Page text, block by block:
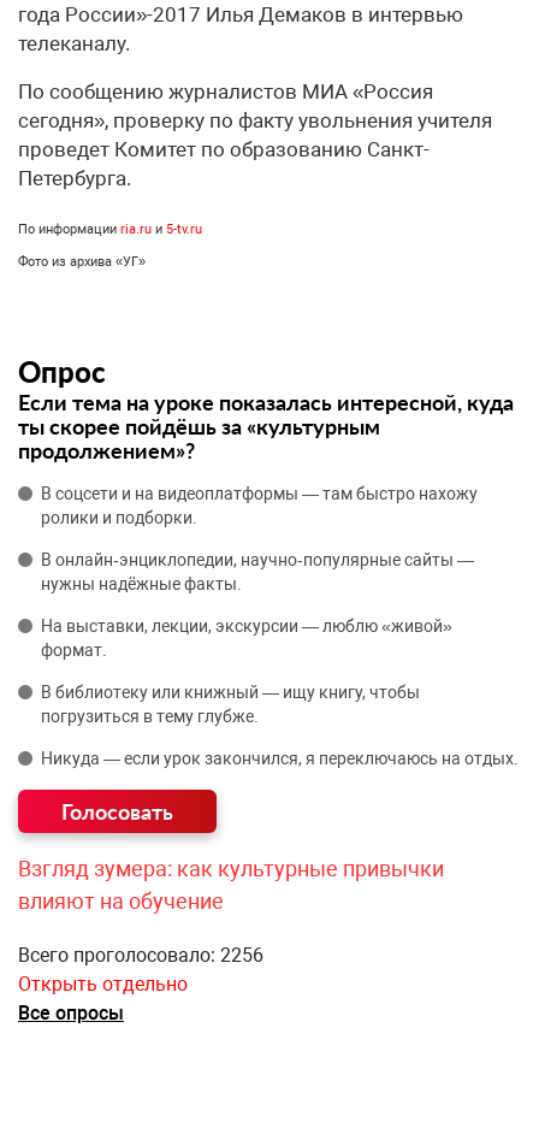
года России»-2017 Илья Демаков в интервью
телеканалу.
По сообщению журналистов МИА «Россия
сегодня», проверку по факту увольнения учителя
проведет Комитет по образованию Санкт-
Петербурга.
По информации ria.ru и 5-tv.ru
Фото из архива «УГ»
Опрос
Если тема на уроке показалась интересной, куда
ты скорее пойдёшь за «культурным
продолжением»?
В соцсети и на видеоплатформы — там быстро нахожу
ролики и подборки.
В онлайн‑энциклопедии, научно‑популярные сайты —
нужны надёжные факты.
На выставки, лекции, экскурсии — люблю «живой»
формат.
В библиотеку или книжный — ищу книгу, чтобы
погрузиться в тему глубже.
Никуда — если урок закончился, я переключаюсь на отдых.
Взгляд зумера: как культурные привычки
влияют на обучение
Всего проголосовало: 2256
Открыть отдельно
Все опросы